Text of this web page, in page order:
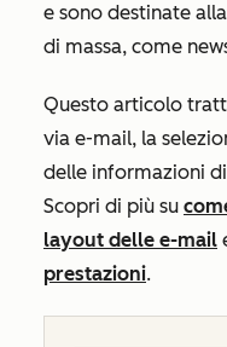
e sono destinate
di massa, come
Questo articolo
via e-mail, la
delle informazioni
Scopri di più su
layout delle e-mail
prestazioni.